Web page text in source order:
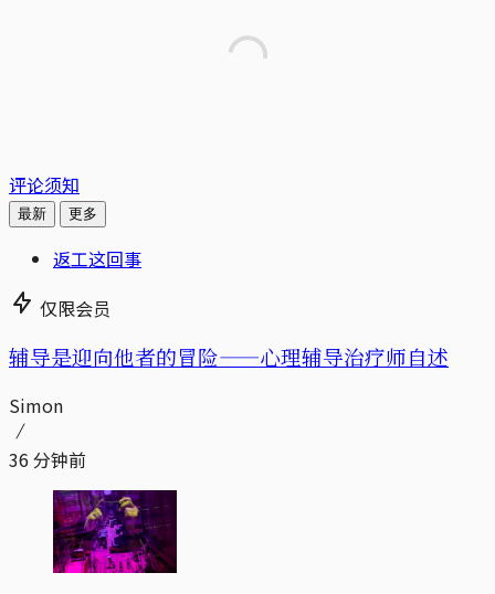
评论须知
最新 更多
返工这回事
仅限会员
辅导是迎向他者的冒险——心理辅导治疗师自述
Simon
36 分钟前